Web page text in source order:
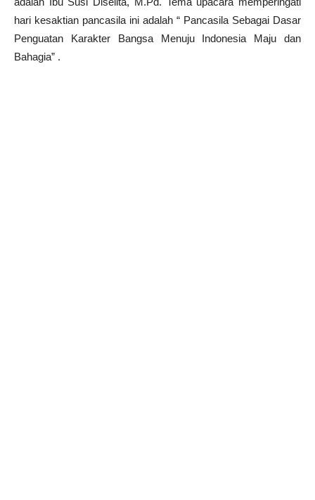
hari kesaktian pancasila ini adalah “ Pancasila Sebagai Dasar
Penguatan Karakter Bangsa Menuju Indonesia Maju dan
Bahagia” .